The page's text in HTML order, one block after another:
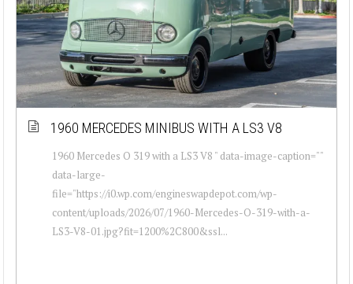
1960 MERCEDES MINIBUS WITH A LS3 V8
1960 Mercedes O 319 with a LS3 V8 " data-image-caption=""
data-large-
file="https://i0.wp.com/engineswapdepot.com/wp-
content/uploads/2026/07/1960-Mercedes-O-319-with-a-
LS3-V8-01.jpg?fit=1200%2C800&ssl...